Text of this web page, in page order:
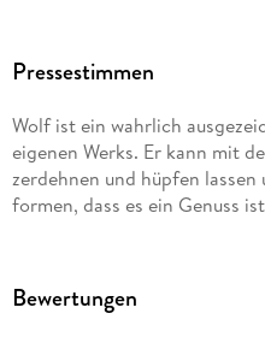
Romane seiner Serie mit
Spiegel-Bestsellerliste,
Serie prominent fürs ZDF
begeisterte Millionen von
in der ostfriesischen Stadt
Pressestimmen
Wolf ist ein wahrlich
eigenen Werks. Er kann mit
zerdehnen und hüpfen
formen, dass es ein Genuss
Bewertungen